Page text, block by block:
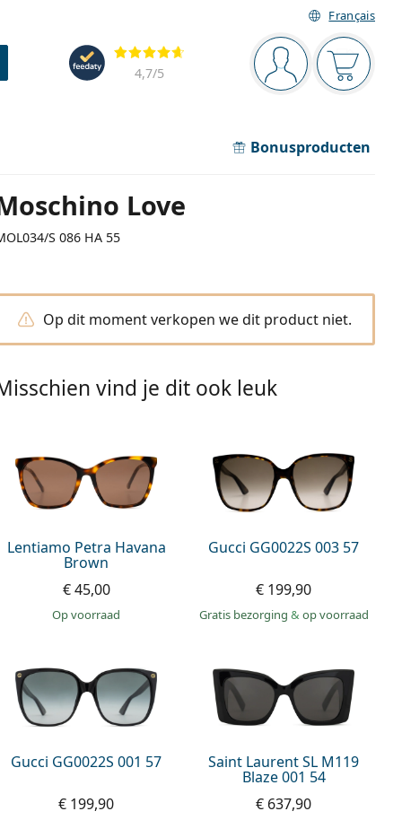
Français
Navigatie
Je bent ingelogd
Jouw
Beoordelingen
4,7/5
Bonusproducten
Love
S 086 HA 55
Op dit moment verkopen we dit product niet.
vind je dit ook leuk
Lentiamo Petra Havana
Brown
€ 45,00
op voorraad
Gucci GG0022S 003 57
€ 199,90
Gratis bezorging & op voorraad
Gucci GG0022S 001 57
€ 199,90
Saint Laurent SL M119
Blaze 001 54
€ 637,90